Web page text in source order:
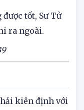
tốt, Sư Tử
ra ngoài.
kiên định với